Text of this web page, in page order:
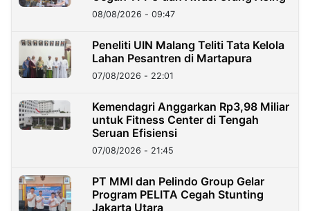
08/08/2026 - 09:47
Peneliti UIN Malang Teliti Tata Kelola
Lahan Pesantren di Martapura
07/08/2026 - 22:01
Kemendagri Anggarkan Rp3,98 Miliar
untuk Fitness Center di Tengah
Seruan Efisiensi
07/08/2026 - 21:45
PT MMI dan Pelindo Group Gelar
Program PELITA Cegah Stunting
Jakarta Utara